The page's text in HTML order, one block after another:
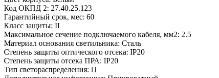
Код ОКПД 2: 27.40.25.123
Гарантийный срок, мес: 60
Класс защиты: II
Максимальное сечение подключаемого кабеля, мм2: 2.5
Материал основания светильника: Сталь
Степень защиты оптического отсека: IP20
Степень защиты отсека ПРА: IP20
Тип светораспределения: П